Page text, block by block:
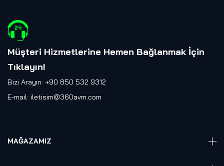
Müşteri Hizmetlerine Hemen Bağlanmak İçin
Tıklayın!
Bizi Arayın: +90 850 532 9312
E-mail: iletisim@360avm.com
MAĞAZAMIZ